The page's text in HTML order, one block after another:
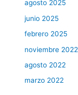
agosto 2025
junio 2025
febrero 2025
noviembre 2022
agosto 2022
marzo 2022